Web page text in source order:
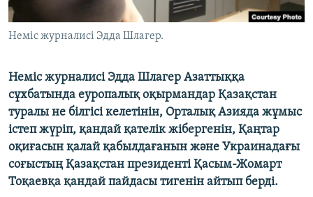
Неміс журналисі Эдда Шлагер.
Неміс журналисі Эдда Шлагер Азаттыққа
сұхбатында еуропалық оқырмандар Қазақстан
туралы не білгісі келетінін, Орталық Азияда жұмыс
істеп жүріп, қандай қателік жібергенін, Қаңтар
оқиғасын қалай қабылдағанын және Украинадағы
соғыстың Қазақстан президенті Қасым-Жомарт
Тоқаевқа қандай пайдасы тигенін айтып берді.